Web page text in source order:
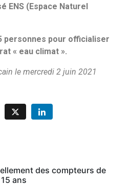
ENS (Espace Naturel
personnes pour officialiser
« eau climat ».
le mercredi 2 juin 2021
des compteurs de
ans